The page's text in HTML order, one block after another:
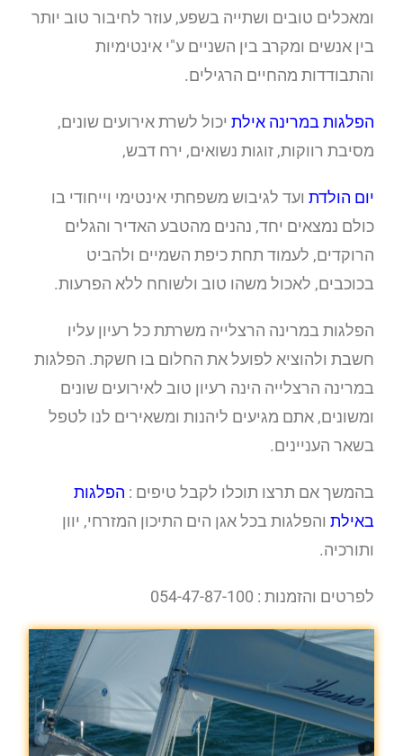
ומאכלים טובים ושתייה בשפע, עוזר לחיבור טוב יותר
בין אנשים ומקרב בין השניים ע"י אינטימיות
והתבודדות מהחיים הרגילים.
הפלגות במרינה אילת יכול לשרת אירועים שונים,
מסיבת רווקות, זוגות נשואים, ירח דבש,
יום הולדת ועד לגיבוש משפחתי אינטימי וייחודי בו
כולם נמצאים יחד, נהנים מהטבע האדיר והגלים
הרוקדים, לעמוד תחת כיפת השמיים ולהביט
בכוכבים, לאכול משהו טוב ולשוחח ללא הפרעות.
הפלגות במרינה הרצלייה משרתת כל רעיון עליו
חשבת ולהוציא לפועל את החלום בו חשקת. הפלגות
במרינה הרצלייה הינה רעיון טוב לאירועים שונים
ומשונים, אתם מגיעים ליהנות ומשאירים לנו לטפל
בשאר העניינים.
בהמשך אם תרצו תוכלו לקבל טיפים : הפלגות
באילת והפלגות בכל אגן הים התיכון המזרחי, יוון
ותורכיה.
לפרטים והזמנות : 054-47-87-100